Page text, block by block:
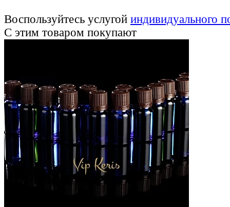
Воспользуйтесь услугой индивидуального
С этим товаром покупают